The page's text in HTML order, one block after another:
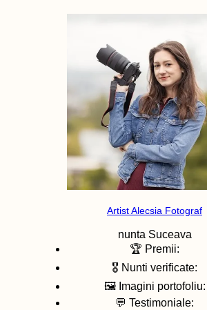
Artist Alecsia Fotograf
nunta Suceava
🏆 Premii:
🎖️ Nunti verificate:
🖼️ Imagini portofoliu:
💬 Testimoniale: